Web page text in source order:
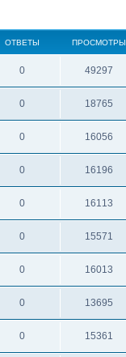
ОТВЕТЫ ПРОСМОТРЫ
0 49297
0 18765
0 16056
0 16196
0 16113
0 15571
0 16013
0 13695
0 15361